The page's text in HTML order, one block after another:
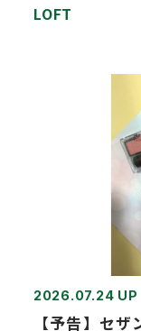
LOFT
2026.07.24 UP
【予告】セ